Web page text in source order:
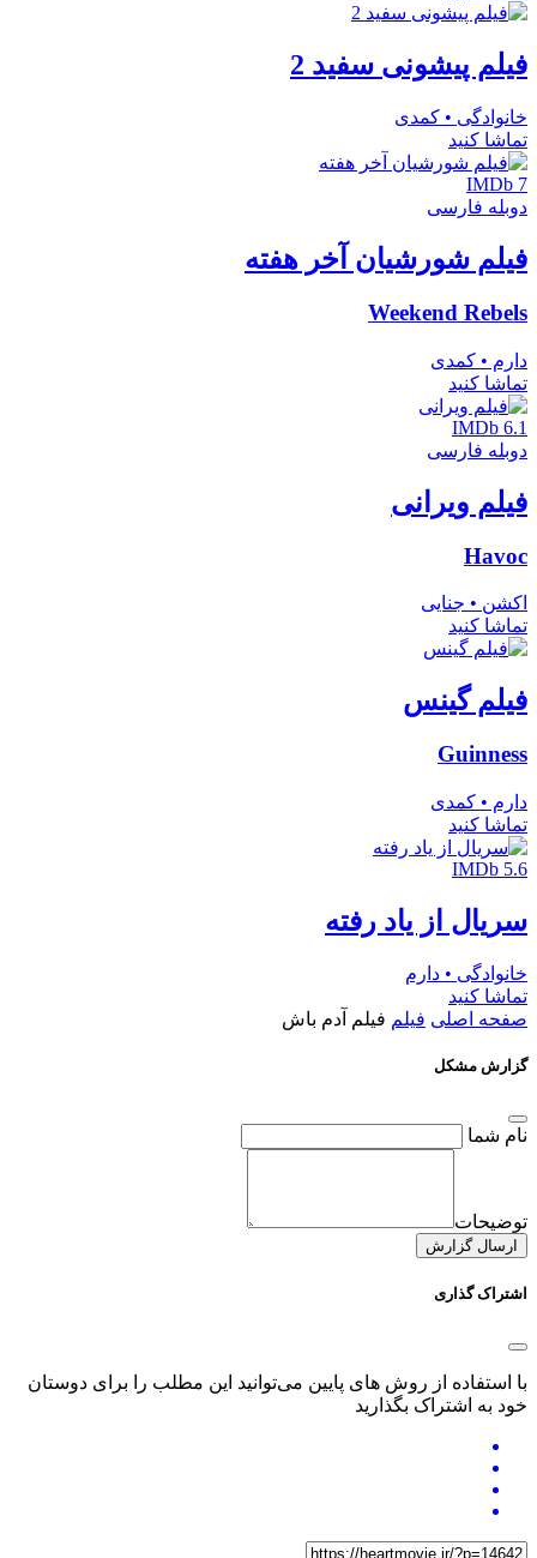
فیلم پیشونی سفید 2
خانوادگی • کمدی
تماشا کنید
IMDb 7
دوبله فارسی
فیلم شورشیان آخر هفته
Weekend Rebels
دارم • کمدی
تماشا کنید
IMDb 6.1
دوبله فارسی
فیلم ویرانی
Havoc
اکشن • جنایی
تماشا کنید
فیلم گینس
Guinness
دارم • کمدی
تماشا کنید
IMDb 5.6
سریال از یاد رفته
خانوادگی • دارم
تماشا کنید
صفحه اصلی فیلم فیلم آدم باش
گزارش مشکل
نام شما
توضیحات
ارسال گزارش
اشتراک گذاری
با استفاده از روش های پایین می‌توانید این مطلب را برای دوستان
خود به اشتراک بگذارید